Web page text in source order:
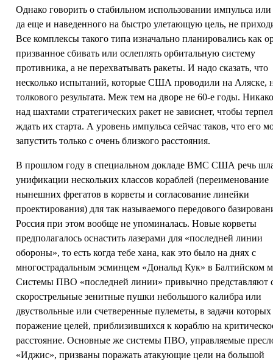
Однако говорить о стабильном использовании импульса или
да еще и наведенного на быстро улетающую цель, не
Все комплексы такого типа изначально планировались как
призванное сбивать или ослеплять орбитальную систему
противника, а не перехватывать ракеты. И надо сказать, что
несколько испытаний, которые США проводили на Аляске,
толкового результата. Меж тем на дворе не 60-е годы.
над шахтами стратегических ракет не зависнет, чтобы
ждать их старта. А уровень импульса сейчас таков, что его
запустить только с очень близкого расстояния.
В прошлом году в специальном докладе ВМС США речь
унификации нескольких классов кораблей (переименование
нынешних фрегатов в корветы и согласование линейки
проектирования) для так называемого передового
Россия при этом вообще не упоминалась. Новые корветы
предполагалось оснастить лазерами для «последней линии
обороны», то есть когда тебе хана, как это было на днях с
многострадальным эсминцем «Дональд Кук» в Балтийском
Системы ПВО «последней линии» привычно представляют
скорострельные зенитные пушки небольшого калибра или
двуствольные или счетверенные пулеметы, в задачи
поражение целей, приблизившихся к кораблю на
расстояние. Основные же системы ПВО, управляемые
«Иджис», призваны поражать атакующие цели на большой